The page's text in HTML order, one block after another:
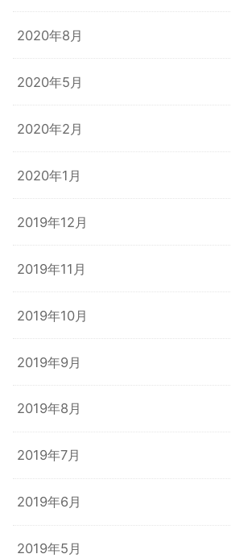
2020年8月
2020年5月
2020年2月
2020年1月
2019年12月
2019年11月
2019年10月
2019年9月
2019年8月
2019年7月
2019年6月
2019年5月